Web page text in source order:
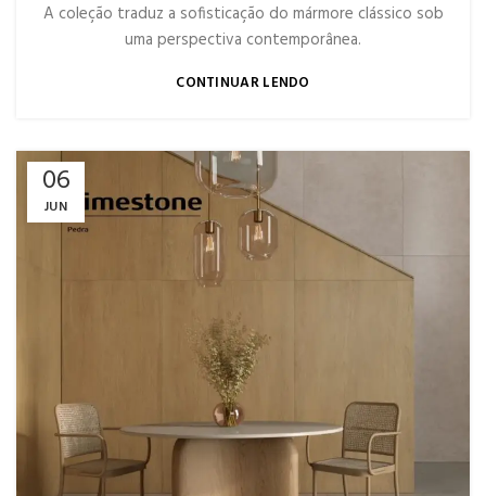
A coleção traduz a sofisticação do mármore clássico sob
uma perspectiva contemporânea.
CONTINUAR LENDO
06
JUN